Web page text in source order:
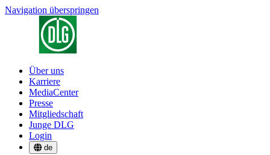
Navigation überspringen
Über uns
Karriere
MediaCenter
Presse
Mitgliedschaft
Junge DLG
Login
de